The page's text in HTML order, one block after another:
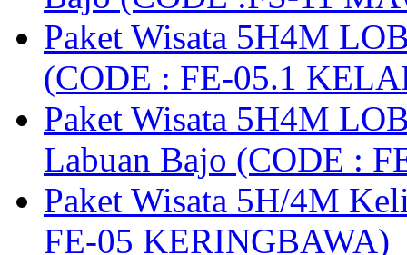
Paket Wisata 5H4M
(CODE : FE-05.1
Paket Wisata 5H4M
Labuan Bajo (CODE :
Paket Wisata 5H/4M
FE-05 KERINGBAWA)